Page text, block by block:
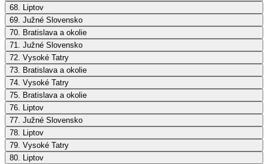
68. Liptov
69. Južné Slovensko
70. Bratislava a okolie
71. Južné Slovensko
72. Vysoké Tatry
73. Bratislava a okolie
74. Vysoké Tatry
75. Bratislava a okolie
76. Liptov
77. Južné Slovensko
78. Liptov
79. Vysoké Tatry
80. Liptov